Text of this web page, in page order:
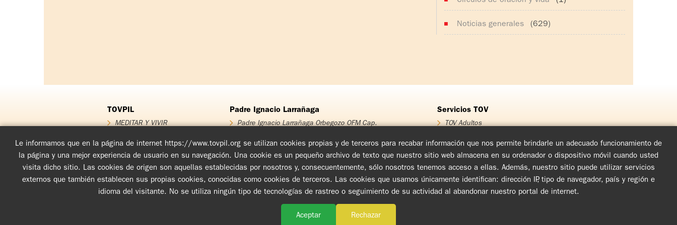
Noticias generales (629)
TOVPIL
MEDITAR Y VIVIR
QUÉ OFRECEMOS
FUNDADOR
Noticias TOV
Padre Ignacio Larrañaga
Padre Ignacio Larrañaga Orbegozo OFM Cap.
Obra Padre Ignacio Larrañaga
Videos
Audios
Servicios TOV
TOV Adultos
TOV Adolescentes
Curso Matrimonial
Encuentro de Experiencia de Dios
Charlas y Jornadas de Evangelización
www.tovpil.org Aviso de Privacidad Estructura Guías Registrados
Le informamos que en la página de internet https://www.tovpil.org se utilizan cookies propias y de terceros para recabar información que nos permite brindarle un adecuado funcionamiento de
la página y una mejor experiencia de usuario en su navegación. Una cookie es un pequeño archivo de texto que nuestro sitio web almacena en su ordenador o dispositivo móvil cuando usted
visita dicho sitio. Las cookies de origen son aquellas establecidas por nosotros y, consecuentemente, sólo nosotros tenemos acceso a ellas. Además, nuestro sitio puede utilizar servicios
externos que también establecen sus propias cookies, conocidas como cookies de terceros. Las cookies que usamos únicamente identifican: dirección IP, tipo de navegador, país y región e
idioma del visitante. No se utiliza ningún tipo de tecnologías de rastreo o seguimiento de su actividad al abandonar nuestro portal de internet.
Aceptar Rechazar